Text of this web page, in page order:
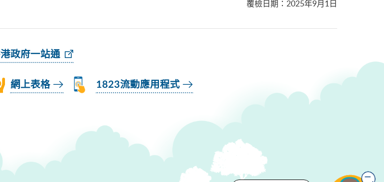
覆檢日期 ： 2025年9月1日
政府一站通
網上表格 1823流動應用程式